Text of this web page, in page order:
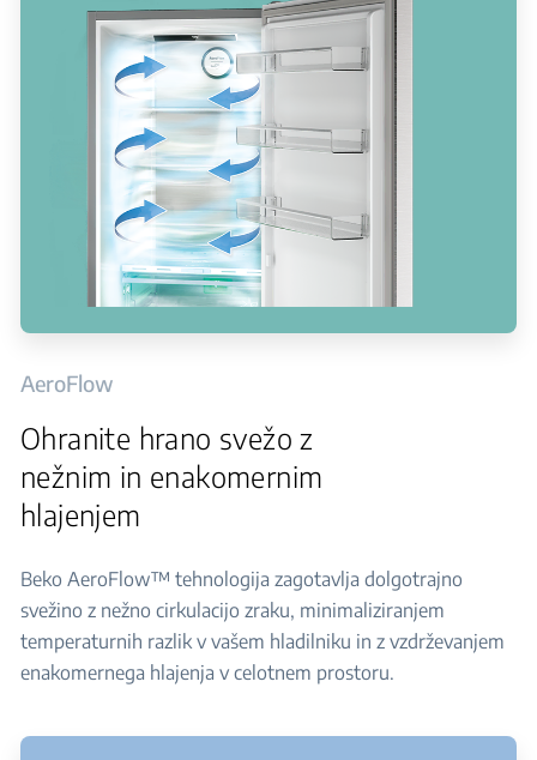
AeroFlow
Ohranite hrano svežo z
nežnim in enakomernim
hlajenjem
Beko AeroFlow™ tehnologija zagotavlja dolgotrajno
svežino z nežno cirkulacijo zraku, minimaliziranjem
temperaturnih razlik v vašem hladilniku in z vzdrževanjem
enakomernega hlajenja v celotnem prostoru.